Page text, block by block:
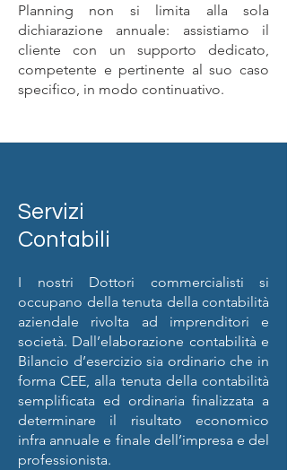
Planning non si limita alla sola
dichiarazione annuale: assistiamo il
cliente con un supporto dedicato,
competente e pertinente al suo caso
specifico, in modo continuativo.
Servizi
Contabili
I nostri Dottori commercialisti si
occupano della tenuta della contabilità
aziendale rivolta ad imprenditori e
società. Dall’elaborazione contabilità e
Bilancio d’esercizio sia ordinario che in
forma CEE, alla tenuta della contabilità
semplificata ed ordinaria finalizzata a
determinare il risultato economico
infra annuale e finale dell’impresa e del
professionista.